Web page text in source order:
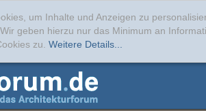
um Inhalte und Anzeigen zu
geben hierzu nur das Minimum an
zu. Weitere Details...